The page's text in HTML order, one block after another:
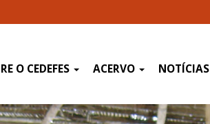
O CEDEFES ACERVO NOTÍCIAS